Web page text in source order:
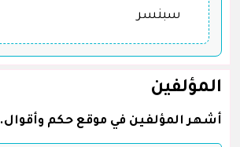
سبنسر
المؤلفين
أشهر المؤلفين في موقع حكم وأقوال.